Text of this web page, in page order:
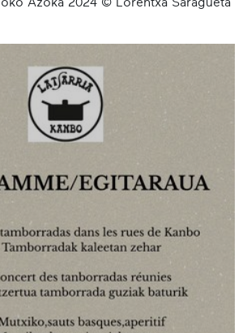
Azoka 2024 © Lorentxa Saragueta